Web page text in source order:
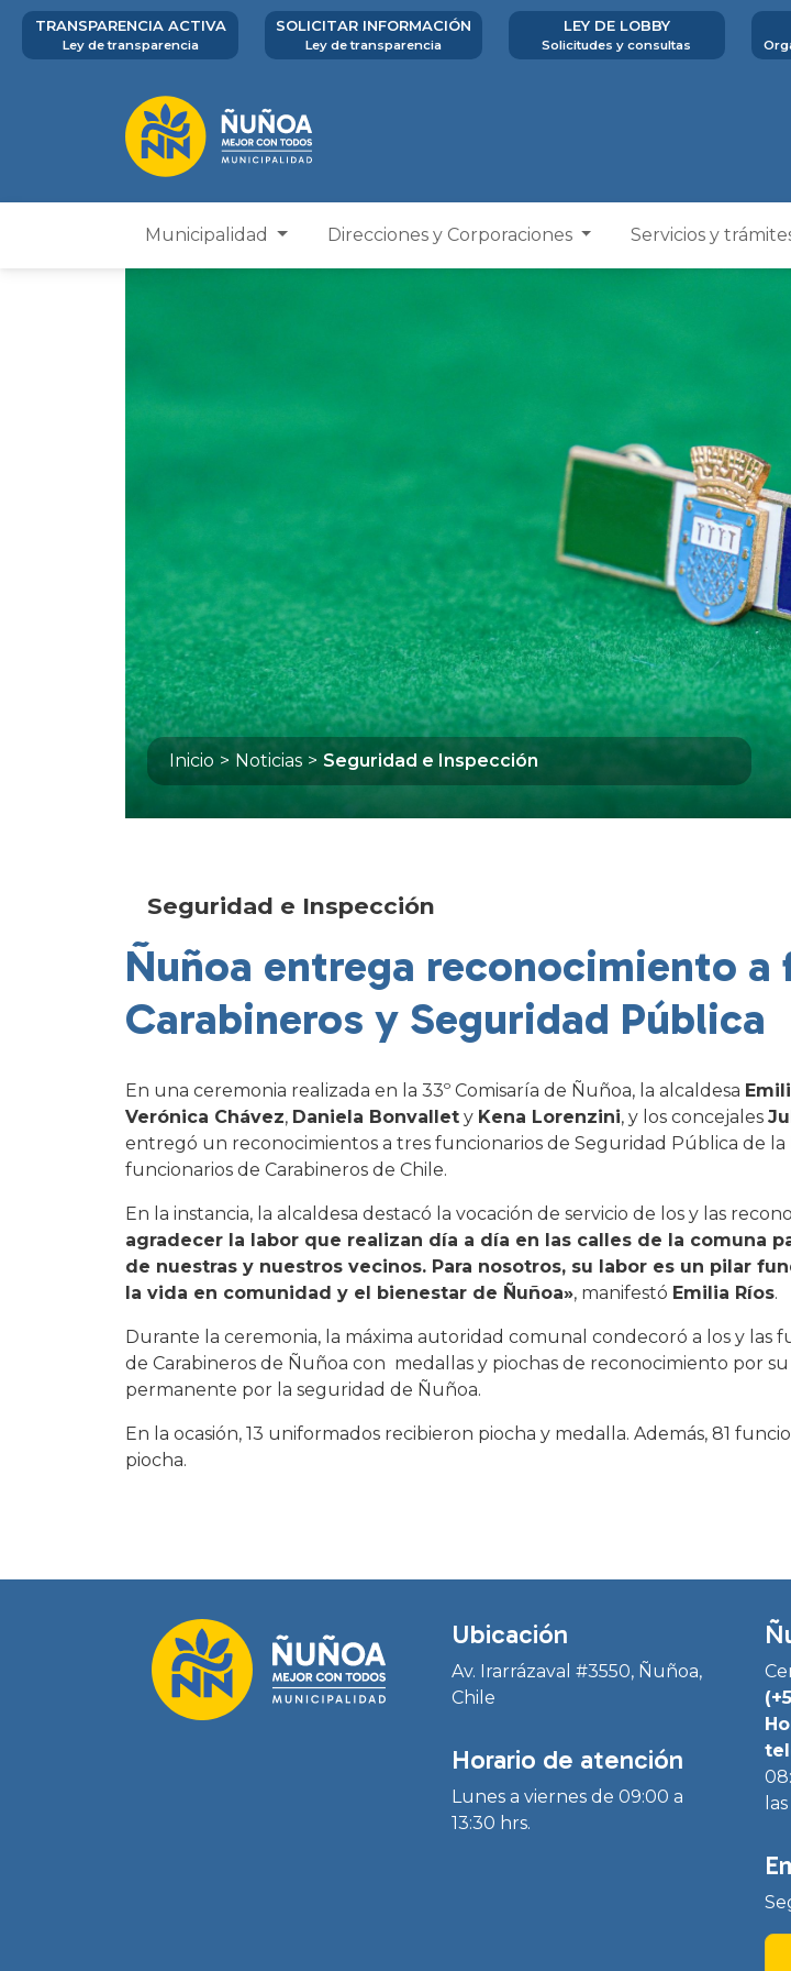
TRANSPARENCIA ACTIVA
Ley de transparencia
SOLICITAR INFORMACIÓN
Ley de transparencia
LEY DE LOBBY
Solicitudes y consultas
Municipalidad Direcciones y Corporaciones Servicios y
Inicio > Noticias > Seguridad e Inspección
Seguridad e Inspección
Ñuñoa entrega reconocimiento a
Carabineros y Seguridad Pública
En una ceremonia realizada en la 33º Comisaría de Ñuñoa, la alcaldesa
Verónica Chávez, Daniela Bonvallet y Kena Lorenzini, y los concejales
entregó un reconocimientos a tres funcionarios de Seguridad Pública de
funcionarios de Carabineros de Chile.
En la instancia, la alcaldesa destacó la vocación de servicio de los y las
agradecer la labor que realizan día a día en las calles de la comuna
de nuestras y nuestros vecinos. Para nosotros, su labor es un pilar
la vida en comunidad y el bienestar de Ñuñoa», manifestó Emilia Ríos.
Durante la ceremonia, la máxima autoridad comunal condecoró a los y las
de Carabineros de Ñuñoa con medallas y piochas de reconocimiento por
permanente por la seguridad de Ñuñoa.
En la ocasión, 13 uniformados recibieron piocha y medalla. Además, 81
piocha.
Ubicación
Av. Irarrázaval #3550, Ñuñoa,
Chile
Horario de atención
Lunes a viernes de 09:00 a
13:30 hrs.